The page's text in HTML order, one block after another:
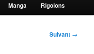
Manga Rigolons
Suivant →